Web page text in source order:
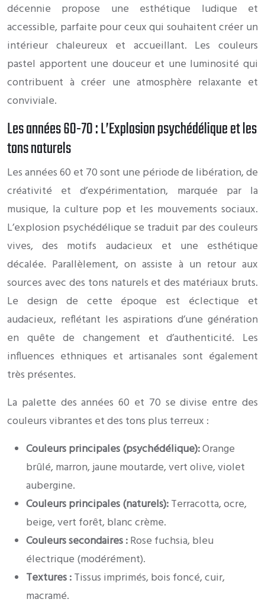
décennie propose une esthétique ludique et
accessible, parfaite pour ceux qui souhaitent créer un
intérieur chaleureux et accueillant. Les couleurs
pastel apportent une douceur et une luminosité qui
contribuent à créer une atmosphère relaxante et
conviviale.
Les années 60-70 : L’Explosion psychédélique et les
tons naturels
Les années 60 et 70 sont une période de libération, de
créativité et d’expérimentation, marquée par la
musique, la culture pop et les mouvements sociaux.
L’explosion psychédélique se traduit par des couleurs
vives, des motifs audacieux et une esthétique
décalée. Parallèlement, on assiste à un retour aux
sources avec des tons naturels et des matériaux bruts.
Le design de cette époque est éclectique et
audacieux, reflétant les aspirations d’une génération
en quête de changement et d’authenticité. Les
influences ethniques et artisanales sont également
très présentes.
La palette des années 60 et 70 se divise entre des
couleurs vibrantes et des tons plus terreux :
Couleurs principales (psychédélique):Orange
brûlé, marron, jaune moutarde, vert olive, violet
aubergine.
Couleurs principales (naturels):Terracotta, ocre,
beige, vert forêt, blanc crème.
Couleurs secondaires :Rose fuchsia, bleu
électrique (modérément).
Textures :Tissus imprimés, bois foncé, cuir,
macramé.